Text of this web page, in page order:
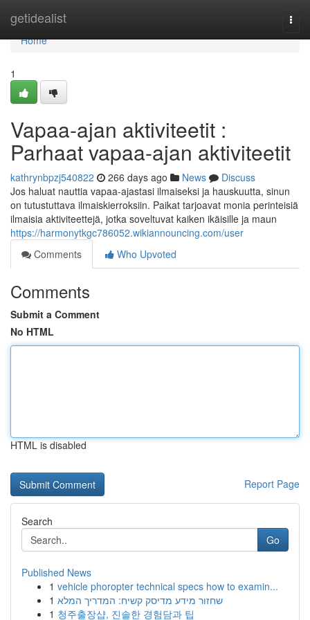
getidealist
Home
Home
1
Vapaa-ajan aktiviteetit :
Parhaat vapaa-ajan aktiviteetit
kathrynbpzj540822 266 days ago News
Discuss
Jos haluat nauttia vapaa-ajastasi ilmaiseksi ja hauskuutta, sinun
on tutustuttava ilmaiskierroksiin. Paikat tarjoavat monia perinteisiä
ilmaisia aktiviteettejä, jotka soveltuvat kaiken ikäisille ja maun
https://harmonytkgc786052.wikiannouncing.com/user
Comments
Who Upvoted
Comments
Submit a Comment
No HTML
HTML is disabled
Report Page
Search
Go
Published News
1 vehicle phoropter technical specs how to examin...
1 שחזור מידע מדיסק קשיח: המדריך המלא
1 청주출장샵, 진솔한 경험담과 팁